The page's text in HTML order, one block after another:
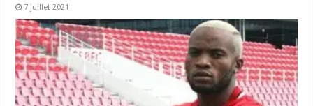
7 juillet 2021